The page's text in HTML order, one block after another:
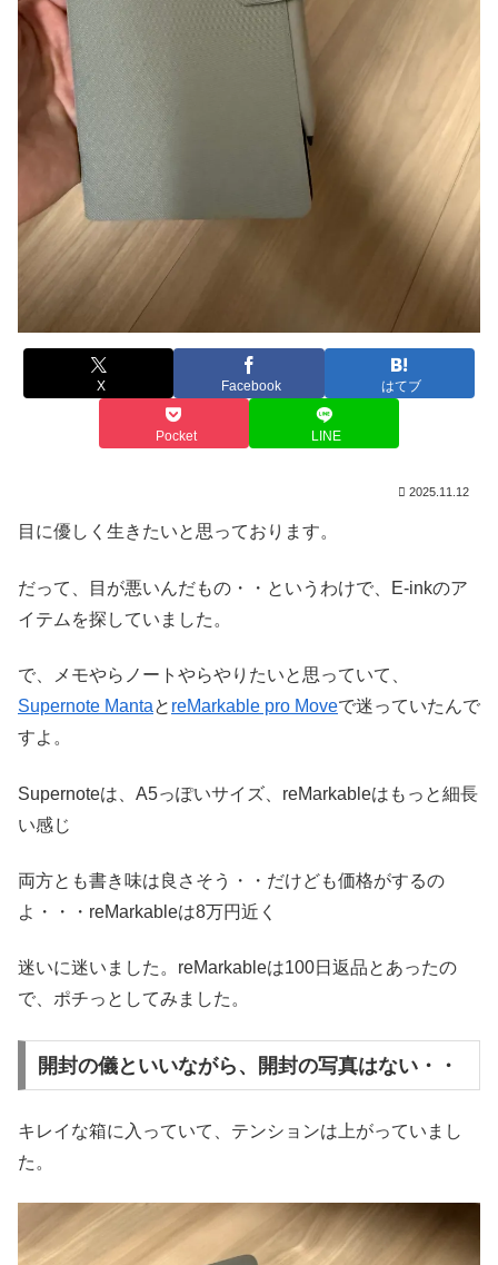
X Facebook はてブ
Pocket LINE
2025.11.12
目に優しく生きたいと思っております。
だって、目が悪いんだもの・・というわけで、E-inkのア
イテムを探していました。
で、メモやらノートやらやりたいと思っていて、
Supernote Mantaと reMarkable pro Moveで迷っていたんで
すよ。
Supernoteは、A5っぽいサイズ、reMarkableはもっと細長
い感じ
両方とも書き味は良さそう・・だけども価格がするの
よ・・・reMarkableは8万円近く
迷いに迷いました。reMarkableは100日返品とあったの
で、ポチっとしてみました。
開封の儀といいながら、開封の写真はない・・
キレイな箱に入っていて、テンションは上がっていまし
た。